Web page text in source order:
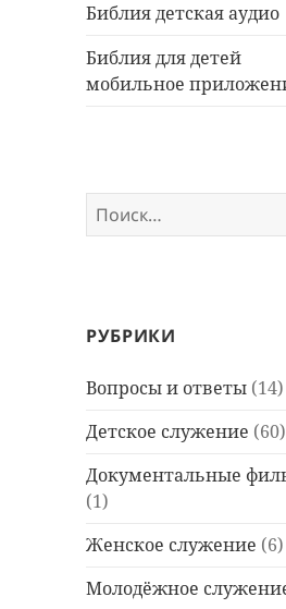
Библия детская аудио
Библия для детей
мобильное
Найти:
РУБРИКИ
Вопросы и ответы (14)
Детское служение (60)
Документальные
(1)
Женское служение (6)
Молодёжное